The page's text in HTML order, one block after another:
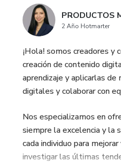
PRODUCTOS
2 Año Hotmarter
¡Hola! somos creadores
creación de contenido
aprendizaje y aplicarlas
digitales y colaborar con
Nos especializamos en
siempre la excelencia y la
cada individuo para
investigar las últimas